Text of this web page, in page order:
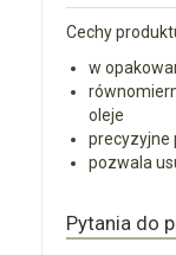
Cechy
w
oleje
precyzyjne
pozwala
Pytania do